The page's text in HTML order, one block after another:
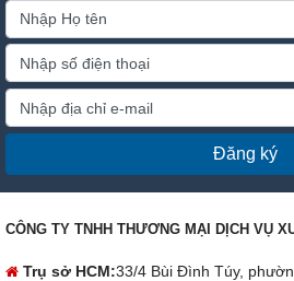
Đăng ký
CÔNG TY TNHH THƯƠNG MẠI DỊCH VỤ
Trụ sở HCM:33/4 Bùi Đình Túy,